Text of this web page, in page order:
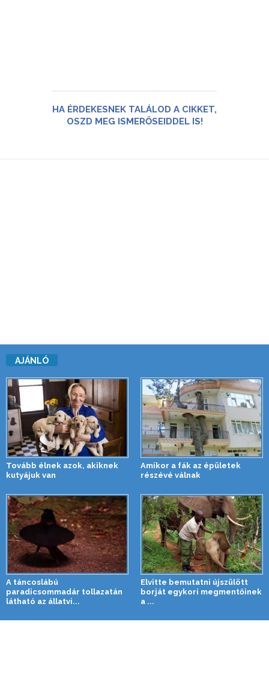
HA ÉRDEKESNEK TALÁLOD A CIKKET,
OSZD MEG ISMERŐSEIDDEL IS!
AJÁNLÓ
Tovább élnek azok, akiknek
kutyájuk van
Amikor a fák az épületek
részévé válnak
A táncoslábú
paradicsommadár tollazatán
látható az állatvi...
Elvitte bemutatni újszülött
borját egykori megmentőinek
a ...